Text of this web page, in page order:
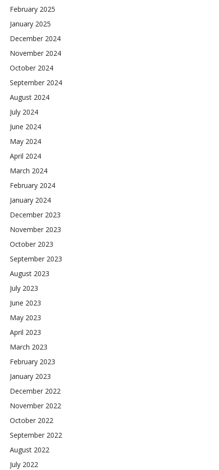
February 2025
January 2025
December 2024
November 2024
October 2024
September 2024
August 2024
July 2024
June 2024
May 2024
April 2024
March 2024
February 2024
January 2024
December 2023
November 2023
October 2023
September 2023
August 2023
July 2023
June 2023
May 2023
April 2023
March 2023
February 2023
January 2023
December 2022
November 2022
October 2022
September 2022
August 2022
July 2022